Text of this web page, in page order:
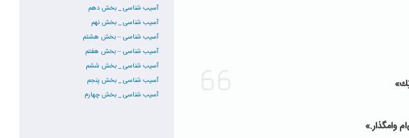
وامگذار.»
آسیب شناسی _ بخش دهم
آسیب شناسی _ بخش نهم
آسیب شناسی – بخش هشتم
آسیب شناسی – بخش هفتم
آسیب شناسی _ بخش ششم
آسیب شناسی _ بخش پنجم
آسیب شناسی _ بخش چهارم